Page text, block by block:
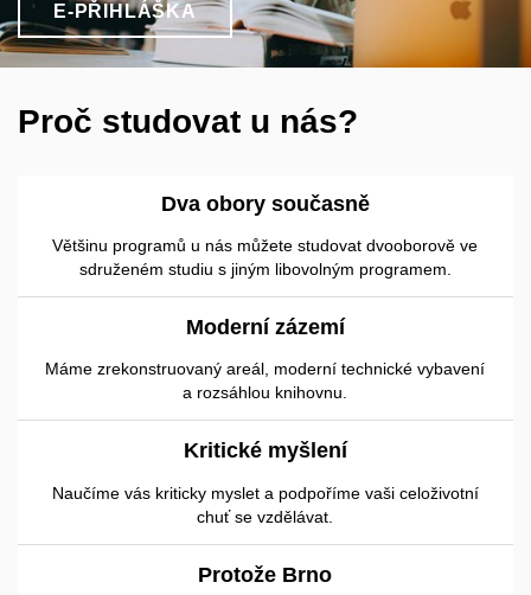
E-PŘIHLÁŠKA
Proč studovat u nás?
Dva obory současně
Většinu programů u nás můžete studovat dvooborově ve
sdruženém studiu s jiným libovolným programem.
Moderní zázemí
Máme zrekonstruovaný areál, moderní technické vybavení
a rozsáhlou knihovnu.
Kritické myšlení
Naučíme vás kriticky myslet a podpoříme vaši celoživotní
chuť se vzdělávat.
Protože Brno